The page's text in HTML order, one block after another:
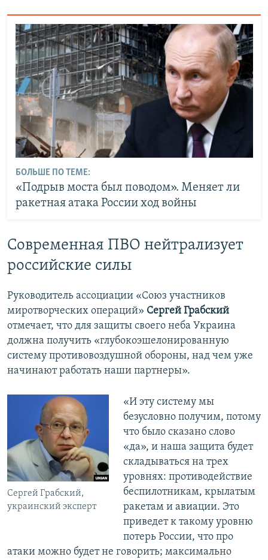
БОЛЬШЕ ПО ТЕМЕ:
«Подрыв моста был поводом». Меняет ли
ракетная атака России ход войны
Современная ПВО нейтрализует
российские силы
Руководитель ассоциации «Союз участников
миротворческих операций» Сергей Грабский
отмечает, что для защиты своего неба Украина
должна получить «глубокоэшелонированную
систему противовоздушной обороны, над чем уже
начинают работать наши партнеры».
Сергей Грабский,
украинский эксперт
«И эту систему мы
безусловно получим, потому
что было сказано слово
«да», и наша защита будет
складываться на трех
уровнях: противодействие
беспилотникам, крылатым
ракетам и авиации. Это
приведет к такому уровню
потерь России, что про
атаки можно будет не говорить; максимально